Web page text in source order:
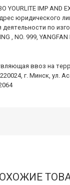
YOURLITE IMP AND
юридического
по
, NO. 999, YANGFAN
ввоз на
г. Минск, ул.